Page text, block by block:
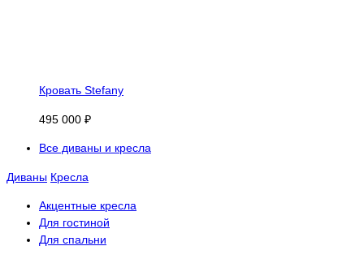
Кровать Stefany
495 000 ₽
Все диваны и кресла
Диваны Кресла
Акцентные кресла
Для гостиной
Для спальни